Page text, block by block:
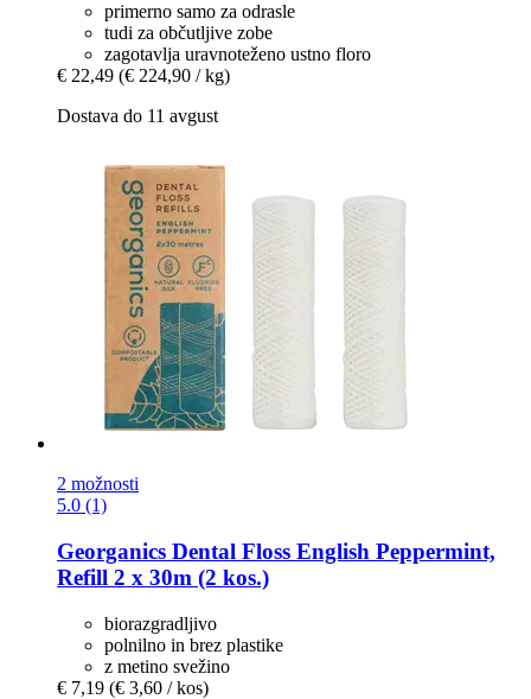
primerno samo za odrasle
tudi za občutljive zobe
zagotavlja uravnoteženo ustno floro
€ 22,49 (€ 224,90 / kg)
Dostava do 11 avgust
2 možnosti
5.0 (1)
Georganics Dental Floss English Peppermint,
Refill 2 x 30m (2 kos.)
biorazgradljivo
polnilno in brez plastike
z metino svežino
€ 7,19 (€ 3,60 / kos)